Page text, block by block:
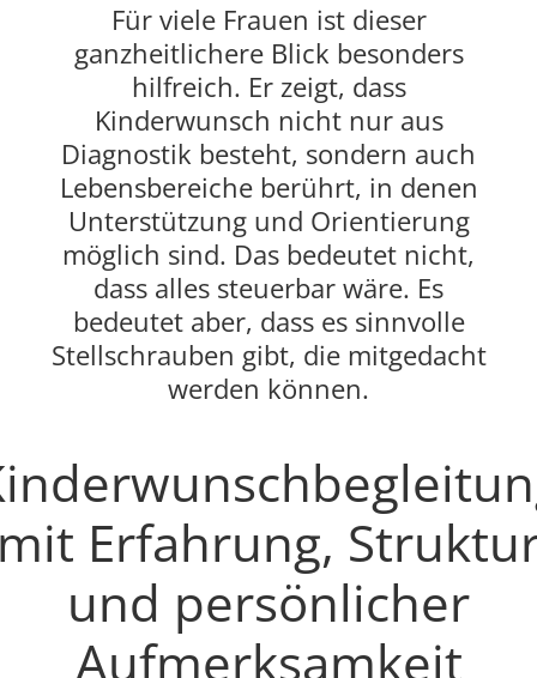
Für viele Frauen ist dieser
ganzheitlichere Blick besonders
hilfreich. Er zeigt, dass
Kinderwunsch nicht nur aus
Diagnostik besteht, sondern auch
Lebensbereiche berührt, in denen
Unterstützung und Orientierung
möglich sind. Das bedeutet nicht,
dass alles steuerbar wäre. Es
bedeutet aber, dass es sinnvolle
Stellschrauben gibt, die mitgedacht
werden können.
Erfahrung,
und persönlicher
Aufmerksamkeit